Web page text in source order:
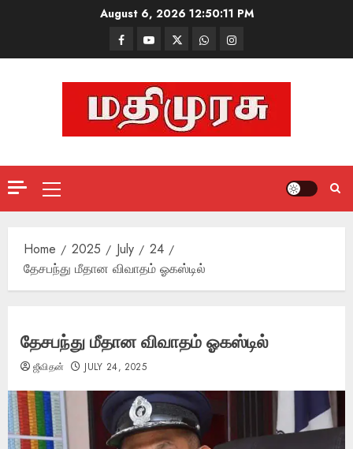
August 6, 2026 12:50:12 PM
FacebookMathemurasu
TV
TwitterWhatsAppInstagram
Primary
Menu
Home 2025 July
24
தேசபந்து மீதான விவாதம் ஓகஸ்டில்
தேசபந்து மீதான விவாதம் ஓகஸ்டில்
ஜீவிதன் JULY 24, 2025